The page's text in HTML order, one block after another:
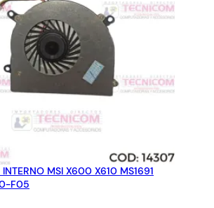
MSI X600 X610 MS1691
F05